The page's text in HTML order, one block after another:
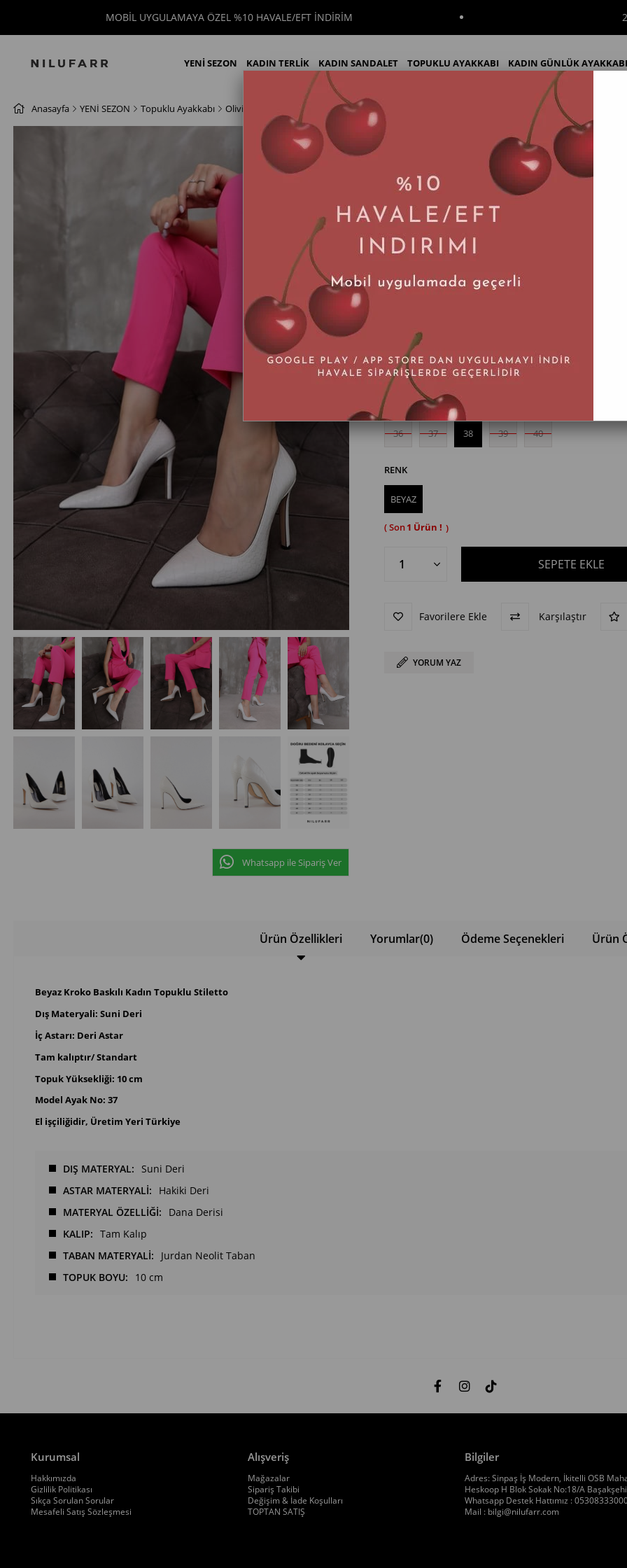
MOBİL UYGULAMAYA ÖZEL %10 HAVALE/EFT İNDİRİM
YENİ SEZON KADIN TERLİK KADIN SANDALET TOPUKLU AYAKKABI KADIN GÜNLÜK AYAKKABI
KADIN BOT
Anasayfa YENİ SEZON Topuklu Ayakkabı Olivia Beyaz Kroko Baskılı Kadın Topuklu Stiletto
Whatsapp ile Sipariş Ver
Olivia Beyaz Kroko Baskılı Kadın
Tahmini Teslim Süresi : 2 İş Günü
$62.83 (KDV Dahil)
$37.70
Renk Seçenekleri
BEDEN
1
36 37 38 39 40
RENK
BEYAZ
Favorilere Ekle Karşılaştır
YORUM YAZ
Ürün Özellikleri Yorumlar(0) Ödeme Seçenekleri Ürün
Beyaz Kroko Baskılı Kadın Topuklu Stiletto
Dış Materyali: Suni Deri
İç Astarı: Deri Astar
Tam kalıptır/ Standart
Topuk Yüksekliği: 10 cm
Model Ayak No: 37
El işçiliğidir, Üretim Yeri Türkiye
DIŞ MATERYAL
Suni Deri
ASTAR MATERYALİ
Hakiki Deri
MATERYAL ÖZELLİĞİ
Dana Derisi
KALIP
Tam Kalıp
TABAN MATERYALİ
Jurdan Neolit Taban
TOPUK BOYU
10 cm
Kurumsal
Hakkımızda
Gizlilik Politikası
Sıkça Sorulan Sorular
Mesafeli Satış Sözleşmesi
Alışveriş
Mağazalar
Sipariş Takibi
Değişim & İade Koşulları
TOPTAN SATIŞ
Bilgiler
Adres: Sinpaş İş Modern, İkitelli OSB
Heskoop H Blok Sokak No:18/A
Whatsapp Destek Hattımız :
Mail : bilgi@nilufarr.com